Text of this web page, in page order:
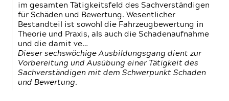
im gesamten Tätigkeitsfeld des Sachverständigen
für Schäden und Bewertung. Wesentlicher
Bestandteil ist sowohl die Fahrzeugbewertung in
Theorie und Praxis, als auch die Schadenaufnahme
und die damit ve…
Dieser sechswöchige Ausbildungsgang dient zur
Vorbereitung und Ausübung einer Tätigkeit des
Sachverständigen mit dem Schwerpunkt Schaden
und Bewertung.